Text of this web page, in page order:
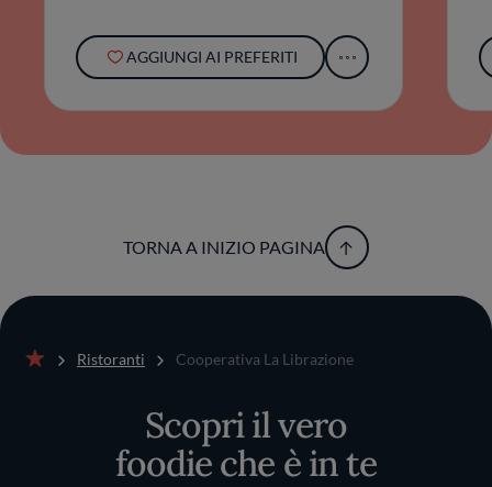
AGGIUNGI AI PREFERITI
TORNA A INIZIO PAGINA
Ristoranti Cooperativa La Librazione
Scopri il vero
foodie che è in te